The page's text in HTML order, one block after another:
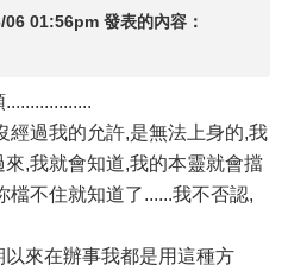
06 01:56pm 發表的內容：
經過我的允許,是無法上身的,我
,我就會知道,我的本靈就會擋
檔不住就知道了......我不否認,
來在辦事我都是用這種方